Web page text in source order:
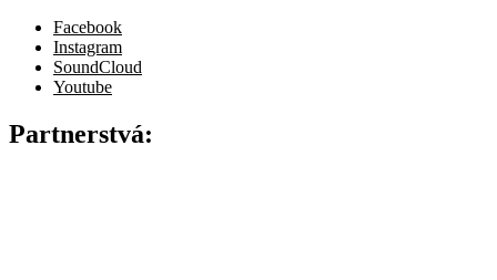
Facebook
Instagram
SoundCloud
Youtube
Partnerstvá: